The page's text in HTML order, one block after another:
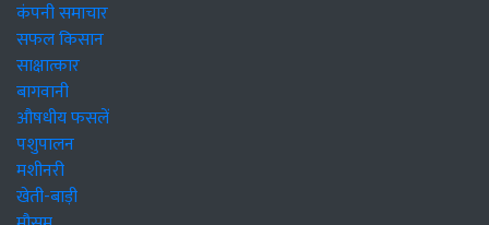
कंपनी समाचार
सफल किसान
साक्षात्कार
बागवानी
औषधीय फसलें
पशुपालन
मशीनरी
खेती-बाड़ी